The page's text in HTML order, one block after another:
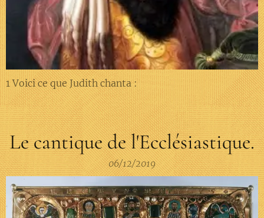
1 Voici ce que Judith chanta :
Le cantique de l'Ecclésiastique.
06/12/2019